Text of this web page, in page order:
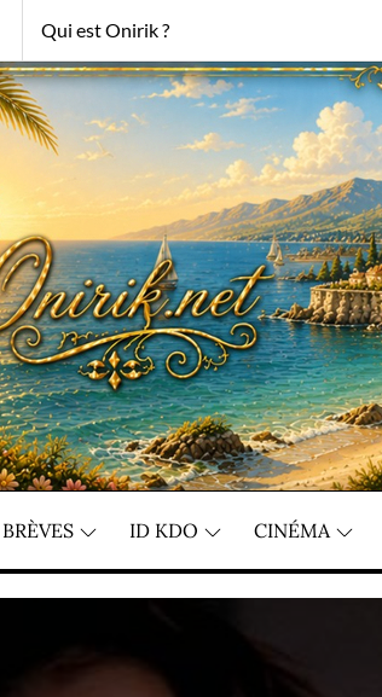
Qui est Onirik ?
BRÈVES ID KDO CINÉMA